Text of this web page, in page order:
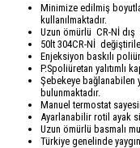
Minimize edilmiş
kullanılmaktadır.
Uzun ömürlü CR-Nİ dış
50lt 304CR-Nİ
Enjeksiyon baskılı
P.Spoliüretan yalıtımlı
Şebekeye bağlanabilen
bulunmaktadır.
Manuel termostat
Ayarlanabilir rotil ayak
Uzun ömürlü basmalı
Türkiye genelinde